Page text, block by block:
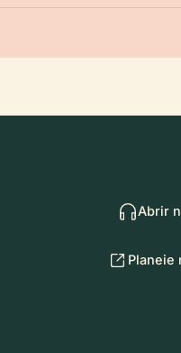
Abrir
Planeie